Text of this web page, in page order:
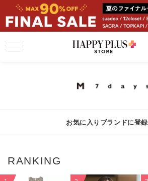
お気に入り
お気に入りブランドに登録